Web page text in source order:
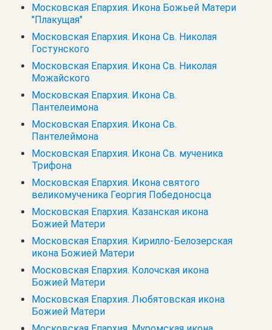
Московская Епархия. Икона Божьей Матери
"Плакущая"
Московская Епархия. Икона Св. Николая
Гостунского
Московская Епархия. Икона Св. Николая
Можайского
Московская Епархия. Икона Св.
Пантелеимона
Московская Епархия. Икона Св.
Пантелеймона
Московская Епархия. Икона Св. мученика
Трифона
Московская Епархия. Икона святого
великомученика Георгия Победоносца
Московская Епархия. Казанская икона
Божией Матери
Московская Епархия. Кирилло-Белозерская
икона Божией Матери
Московская Епархия. Колочская икона
Божией Матери
Московская Епархия. Любятовская икона
Божией Матери